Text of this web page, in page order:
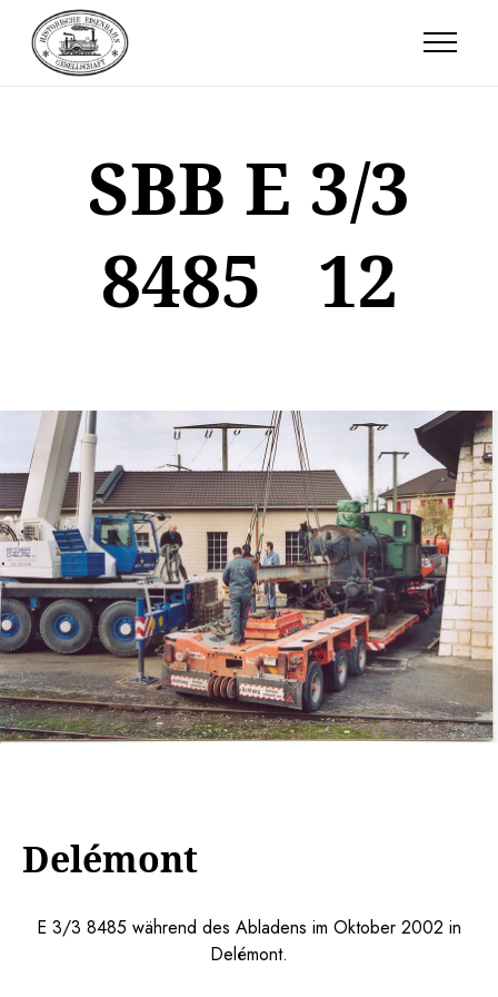
SBB E 3/3
8485 12
Delémont
E 3/3 8485 während des Abladens im Oktober 2002 in
Delémont.